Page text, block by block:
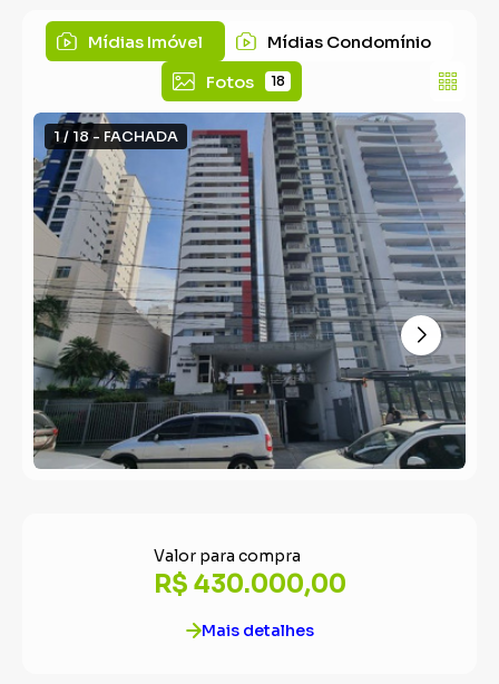
Mídias Imóvel
Mídias Condomínio
Fotos
18
1 / 18 - FACHADA
Valor para compra
R$ 430.000,00
Mais detalhes